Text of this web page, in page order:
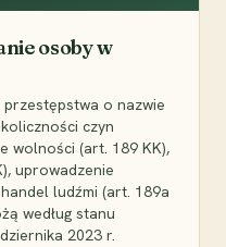
osoby w
o nazwie
czyn
wolności (art. 189 KK),
uprowadzenie
ludźmi (art. 189a
według stanu
2023 r.